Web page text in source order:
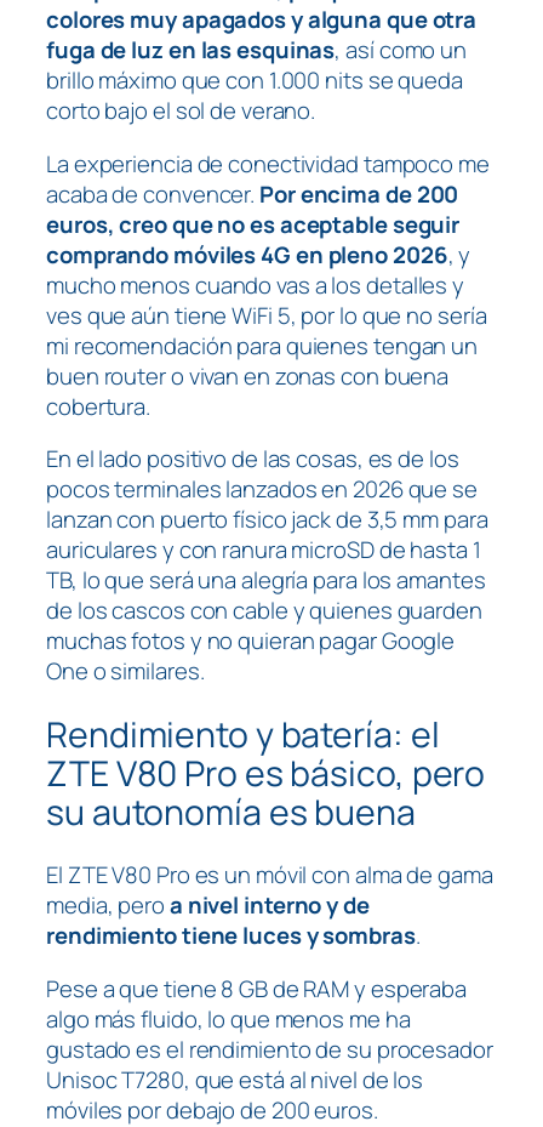
colores muy apagados y alguna que otra
fuga de luz en las esquinas, así como un
brillo máximo que con 1.000 nits se queda
corto bajo el sol de verano.
La experiencia de conectividad tampoco me
acaba de convencer. Por encima de 200
euros, creo que no es aceptable seguir
comprando móviles 4G en pleno 2026, y
mucho menos cuando vas a los detalles y
ves que aún tiene WiFi 5, por lo que no sería
mi recomendación para quienes tengan un
buen router o vivan en zonas con buena
cobertura.
En el lado positivo de las cosas, es de los
pocos terminales lanzados en 2026 que se
lanzan con puerto físico jack de 3,5 mm para
auriculares y con ranura microSD de hasta 1
TB, lo que será una alegría para los amantes
de los cascos con cable y quienes guarden
muchas fotos y no quieran pagar Google
One o similares.
Rendimiento y batería: el
ZTE V80 Pro es básico, pero
su autonomía es buena
El ZTE V80 Pro es un móvil con alma de gama
media, peroa nivel interno y de
rendimiento tiene luces y sombras.
Pese a que tiene 8 GB de RAM y esperaba
algo más fluido, lo que menos me ha
gustado es el rendimiento de su procesador
Unisoc T7280, que está al nivel de los
móviles por debajo de 200 euros.